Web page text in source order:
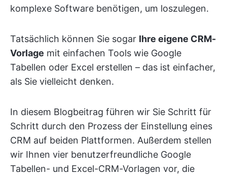
komplexe Software benötigen, um loszulegen.
Tatsächlich können Sie sogar Ihre eigene CRM-
Vorlage mit einfachen Tools wie Google
Tabellen oder Excel erstellen – das ist einfacher,
als Sie vielleicht denken.
In diesem Blogbeitrag führen wir Sie Schritt für
Schritt durch den Prozess der Einstellung eines
CRM auf beiden Plattformen. Außerdem stellen
wir Ihnen vier benutzerfreundliche Google
Tabellen- und Excel-CRM-Vorlagen vor, die